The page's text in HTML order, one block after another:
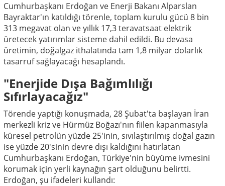
Cumhurbaşkanı Erdoğan ve Enerji Bakanı Alparslan
Bayraktar'ın katıldığı törenle, toplam kurulu gücü 8 bin
313 megavat olan ve yıllık 17,3 teravatsaat elektrik
üretecek yatırımlar sisteme dahil edildi. Bu devasa
üretimin, doğalgaz ithalatında tam 1,8 milyar dolarlık
tasarruf sağlayacağı hesaplandı.
"Enerjide Dışa Bağımlılığı
Sıfırlayacağız"
Törende yaptığı konuşmada, 28 Şubat'ta başlayan İran
merkezli kriz ve Hürmüz Boğazı'nın fiilen kapanmasıyla
küresel petrolün yüzde 25'inin, sıvılaştırılmış doğal gazın
ise yüzde 20'sinin devre dışı kaldığını hatırlatan
Cumhurbaşkanı Erdoğan, Türkiye'nin büyüme ivmesini
korumak için yerli kaynağın şart olduğunu belirtti.
Erdoğan, şu ifadeleri kullandı: